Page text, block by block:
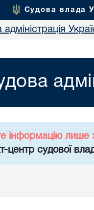
Судова влада
інформацію лише
центр судової